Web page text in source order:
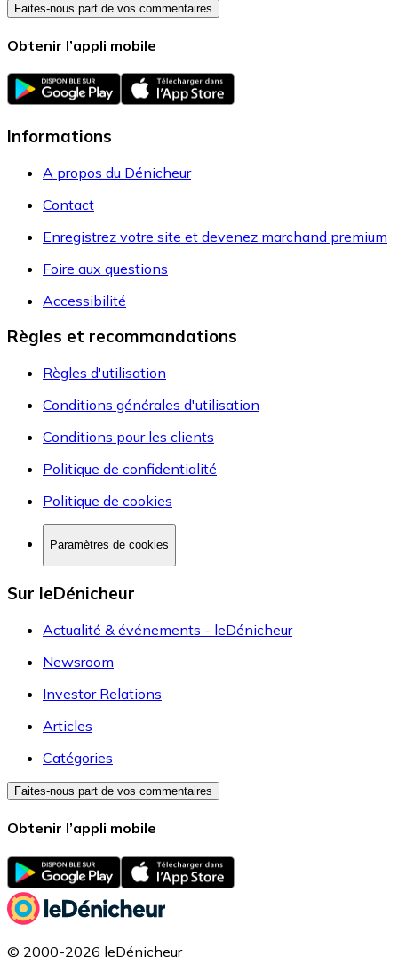
Faites-nous part de vos commentaires
Obtenir l’appli mobile
Informations
A propos du Dénicheur
Contact
Enregistrez votre site et devenez marchand premium
Foire aux questions
Accessibilité
Règles et recommandations
Règles d'utilisation
Conditions générales d'utilisation
Conditions pour les clients
Politique de confidentialité
Politique de cookies
Paramètres de cookies
Sur leDénicheur
Actualité & événements - leDénicheur
Newsroom
Investor Relations
Articles
Catégories
Faites-nous part de vos commentaires
Obtenir l’appli mobile
© 2000-2026 leDénicheur